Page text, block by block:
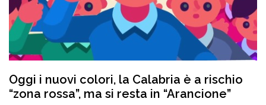
Oggi i nuovi colori, la Calabria è a rischio
“zona rossa”, ma si resta in “Arancione”